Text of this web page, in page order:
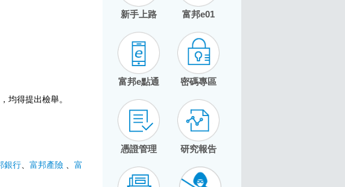
均得提出檢舉。
銀行、 富邦產險 、 富
新手上路 富邦e01
富邦e點通 密碼專區
憑證管理 研究報告